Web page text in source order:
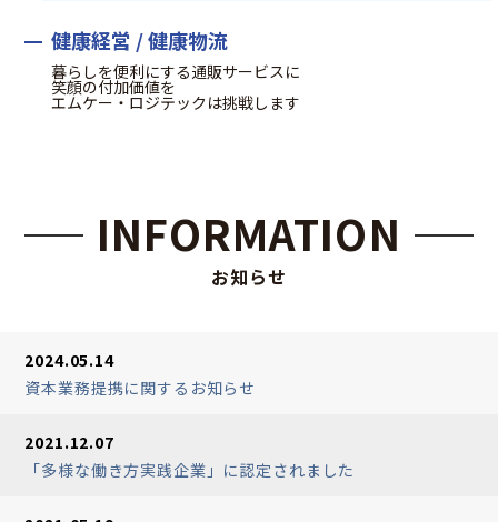
健康経営 / 健康物流
暮らしを便利にする通販サービスに
笑顔の付加価値を
エムケー・ロジテックは挑戦します
INFORMATION
お知らせ
2024.05.14
資本業務提携に関するお知らせ
2021.12.07
「多様な働き方実践企業」に認定されました